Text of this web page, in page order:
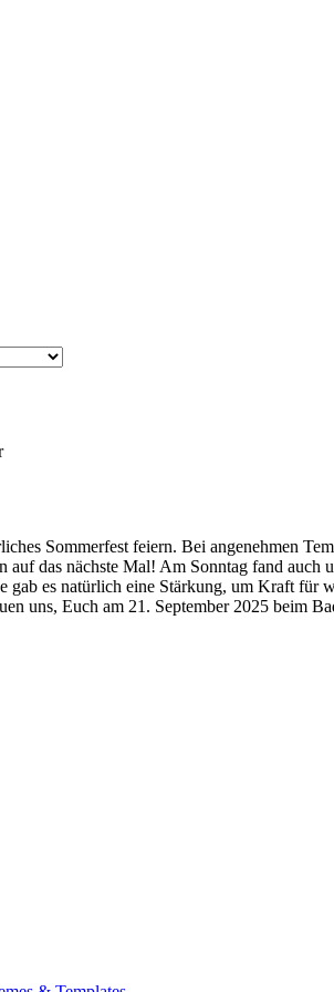
Sommerfest feiern. Bei angenehmen
auf das nächste Mal! Am Sonntag fand
gab es natürlich eine Stärkung, um Kraft für
uns, Euch am 21. September 2025 beim